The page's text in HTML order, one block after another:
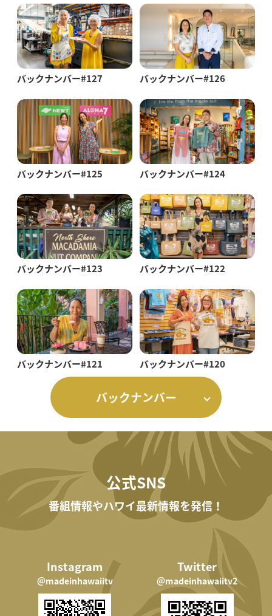
バックナンバー#127 バックナンバー#126
バックナンバー#125 バックナンバー#124
バックナンバー#123 バックナンバー#122
バックナンバー#121 バックナンバー#120
バックナンバー
公式SNS
番組情報やハワイ最新情報を発信！
Instagram
＠madeinhawaiitv
Twitter
＠madeinhawaiitv2